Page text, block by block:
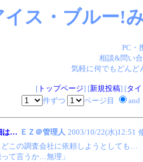
イス・ブルー!
PC・
相談&問い
気軽に何でもどん
[トップページ] [新規投稿] [タ
件ずつ
ページ目 and
は… ＥＺ＠管理人 2003/10/22(水)12:51
この調査会社に依頼しようとしても…
って言うか…無理」